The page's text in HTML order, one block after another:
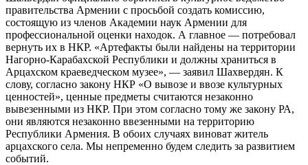
правительства Армении с просьбой создать комиссию,
состоящую из членов Академии наук Армении для
профессиональной оценки находок. А главное — потребовал
вернуть их в НКР. «Артефакты были найдены на территории
Нагорно-Карабахской Республики и должны храниться в
Арцахском краеведческом музее», — заявил Шахвердян. К
слову, согласно закону НКР «О вывозе и ввозе культурных
ценностей», ценные предметы считаются незаконно
вывезенными из НКР. При этом согласно тому же закону РА,
они являются незаконно ввезенными на территорию
Республики Армения. В обоих случаях виноват житель
арцахского села. Мы непременно будем следить за развитием
событий.